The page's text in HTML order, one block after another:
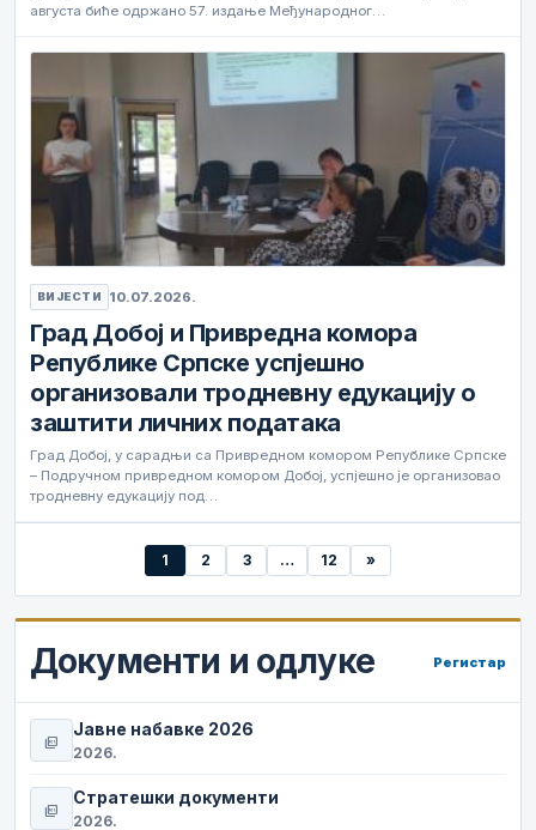
августа биће одржано 57. издање Међународног…
ВИЈЕСТИ 10.07.2026.
Град Добој и Привредна комора
Републике Српске успјешно
организовали тродневну едукацију о
заштити личних података
Град Добој, у сарадњи са Привредном комором Републике Српске
– Подручном привредном комором Добој, успјешно је организовао
тродневну едукацију под…
1 2 3 … 12 »
Документи и одлуке Регистар
picture_as_pdf
Јавне набавке 2026
2026.
picture_as_pdf
Стратешки документи
2026.